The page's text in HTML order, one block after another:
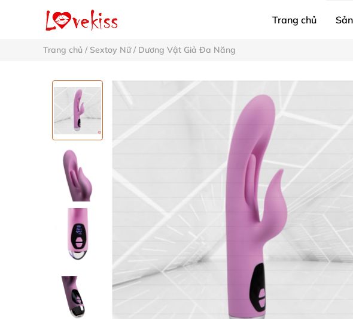
Trang chủ
Trang chủ / Sextoy Nữ/ Dương Vật Giả Đa Năng